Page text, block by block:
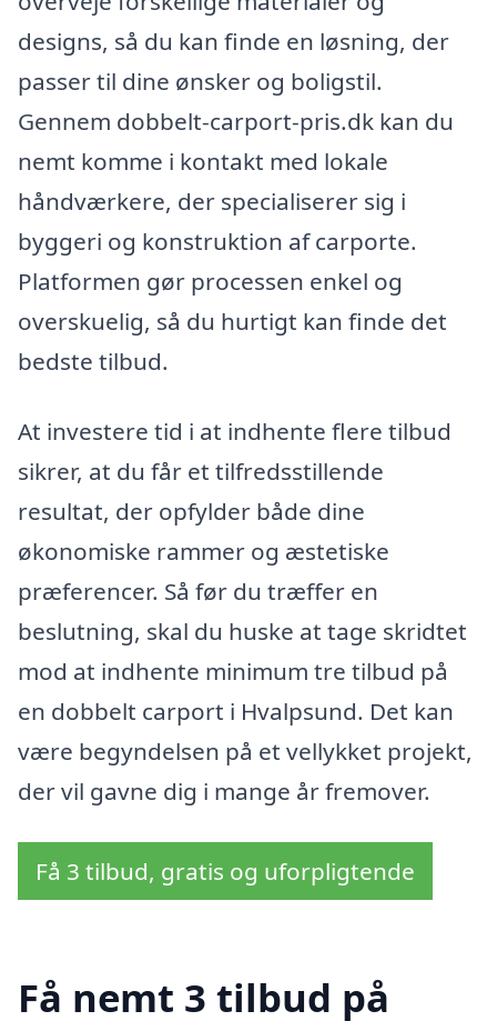
designs, så du kan finde en løsning, der
passer til dine ønsker og boligstil.
Gennem dobbelt-carport-pris.dk kan du
nemt komme i kontakt med lokale
håndværkere, der specialiserer sig i
byggeri og konstruktion af carporte.
Platformen gør processen enkel og
overskuelig, så du hurtigt kan finde det
bedste tilbud.
At investere tid i at indhente flere tilbud
sikrer, at du får et tilfredsstillende
resultat, der opfylder både dine
økonomiske rammer og æstetiske
præferencer. Så før du træffer en
beslutning, skal du huske at tage skridtet
mod at indhente minimum tre tilbud på
en dobbelt carport i Hvalpsund. Det kan
være begyndelsen på et vellykket projekt,
der vil gavne dig i mange år fremover.
Få 3 tilbud, gratis og uforpligtende
Få nemt 3 tilbud på